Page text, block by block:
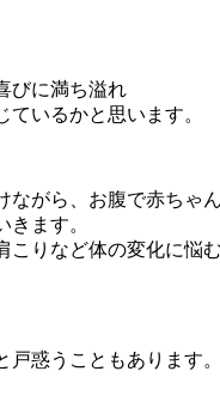
びに満ち溢れ
いるかと思います。
がら、お腹で赤ちゃ
ます。
りなど体の変化に悩
惑うこともあります。